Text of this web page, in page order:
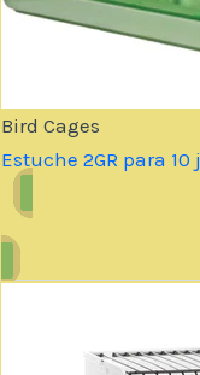
Bird Cages
Estuche 2GR para